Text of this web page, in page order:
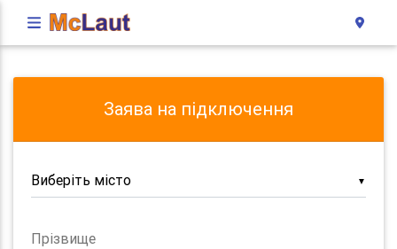
Заява на підключення
▼
Прізвище